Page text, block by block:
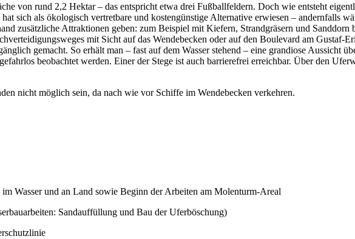
von rund 2,2 Hektar – das entspricht etwa drei Fußballfeldern. Doch wie entsteht
sich als ökologisch vertretbare und kostengünstige Alternative erwiesen – andernfalls
zusätzliche Attraktionen geben: zum Beispiel mit Kiefern, Strandgräsern und
mit Sicht auf das Wendebecken oder auf den Boulevard am Gustaf-
gemacht. So erhält man – fast auf dem Wasser stehend – eine grandiose Aussicht
beobachtet werden. Einer der Stege ist auch barrierefrei erreichbar. Über den
nicht möglich sein, da nach wie vor Schiffe im Wendebecken verkehren.
Wasser und an Land sowie Beginn der Arbeiten am Molenturm-Areal
Sandauffüllung und Bau der Uferböschung)